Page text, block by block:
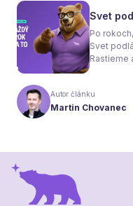
nielen na
spotrebu
Svet
Po
Svet
Rastieme
vizuálnou
váš krok
Autor článku
Martin Chovanec